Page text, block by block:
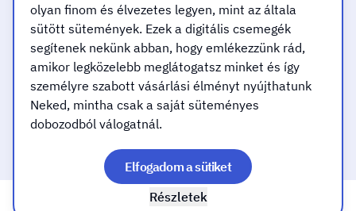
Felelősséggel dolgozunk
Gyors, minőségi kivitelezéssel
Mindent a mosolyodért!
olyan finom és élvezetes legyen, mint az általa
sütött sütemények. Ezek a digitális csemegék
segítenek nekünk abban, hogy emlékezzünk rád,
amikor legközelebb meglátogatsz minket és így
személyre szabott vásárlási élményt nyújthatunk
Neked, mintha csak a saját süteményes
dobozodból válogatnál.
Részletek
Elfogadom a sütiket